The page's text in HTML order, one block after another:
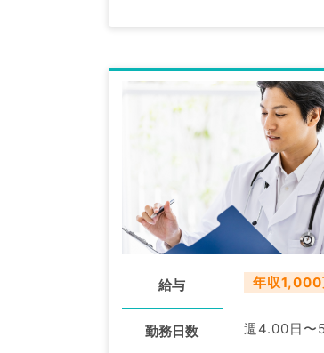
給与 年収1,000
勤務日数 週4.00日〜